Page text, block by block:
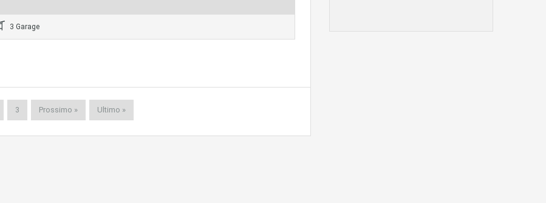
3 Garage
3 Prossimo » Ultimo »